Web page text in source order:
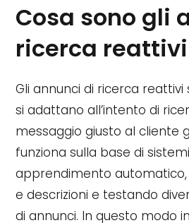
Cosa sono gli
ricerca reattivi
Gli annunci di ricerca
si adattano all’intento di
messaggio giusto al cliente
funziona sulla base di
apprendimento
e descrizioni e testando
di annunci. In questo modo